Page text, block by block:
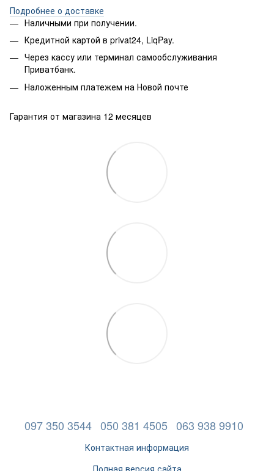
Подробнее о доставке
Наличными при получении.
Кредитной картой в privat24, LiqPay.
Через кассу или терминал самообслуживания
Приватбанк.
Наложенным платежем на Новой почте
Гарантия от магазина 12 месяцев
097 350 3544 050 381 4505 063 938 9910
Контактная информация